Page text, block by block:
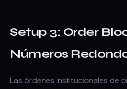
Setup 3: Order
Números
Las órdenes institucionales de